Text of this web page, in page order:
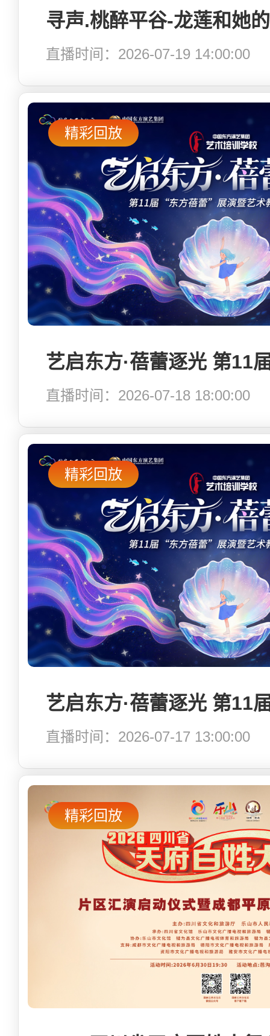
直播时间：2026-07-19 14:00:00
精彩回放
直播时间：2026-07-18 18:00:00
精彩回放
艺启东方·蓓蕾逐光 第11
直播时间：2026-07-17 13:00:00
精彩回放